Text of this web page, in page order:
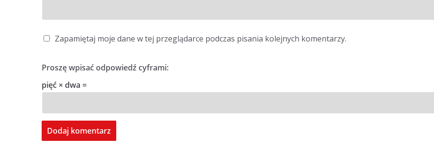
Zapamiętaj moje dane w tej przeglądarce podczas pisania kolejnych komentarzy.
Proszę wpisać odpowiedź cyframi:
pięć × dwa =